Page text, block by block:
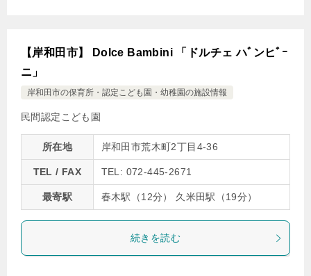
【岸和田市】 Dolce Bambini 「ドルチェ ハﾞンヒﾞｰ
ニ」
岸和田市の保育所・認定こども園・幼稚園の施設情報
民間認定こども園
所在地 岸和田市荒木町2丁目4-36
TEL / FAX TEL: 072-445-2671
最寄駅 春木駅（12分） 久米田駅（19分）
続きを読む